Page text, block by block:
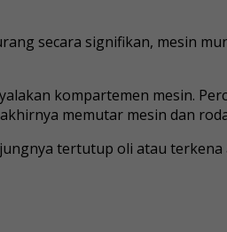
secara signifikan, mesin
kompartemen mesin.
memutar mesin dan
tertutup oli atau